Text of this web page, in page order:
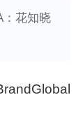
：花知晓